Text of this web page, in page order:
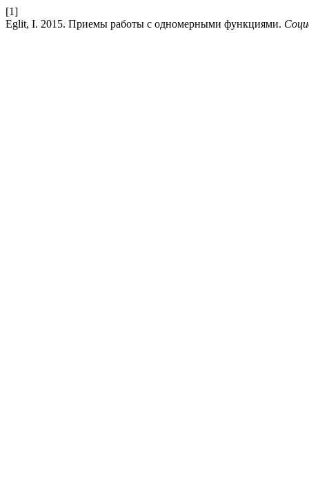
[1]
Eglit, I. 2015. Приемы работы с одномерными функциями.